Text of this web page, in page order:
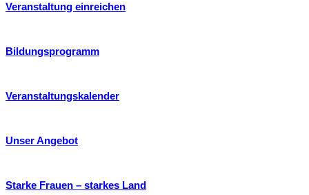
Veranstaltung einreichen
Bildungsprogramm
Veranstaltungskalender
Unser Angebot
Starke Frauen – starkes Land